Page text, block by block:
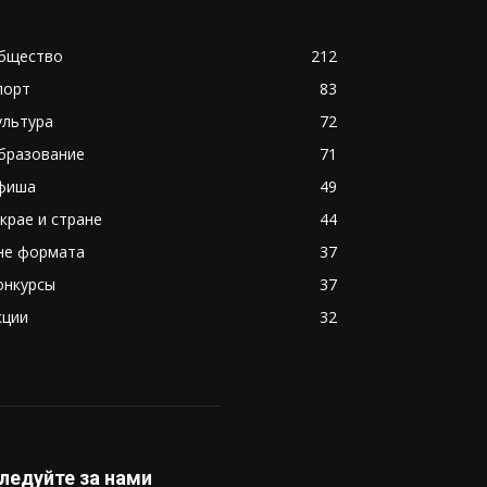
212
83
72
71
49
и стране
44
формата
37
37
32
за нами